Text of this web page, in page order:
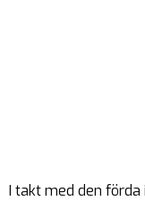
I takt med den